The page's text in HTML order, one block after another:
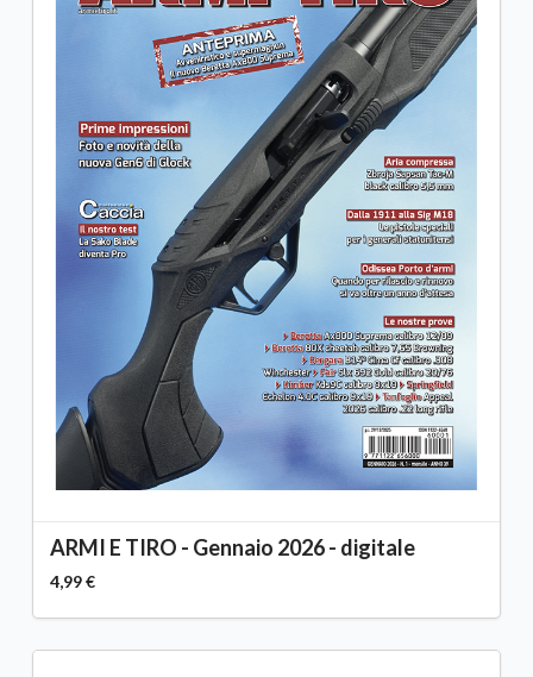
ARMI E TIRO - Gennaio 2026 - digitale
4,99 €